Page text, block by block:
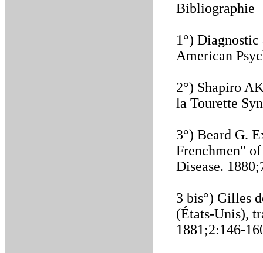
Bibliographie
1°)
American
2°) Shapiro
la Tourette
3°) Beard G.
Frenchmen"
Disease.
3 bis°) Gilles
(États-Unis),
1881;2:146-